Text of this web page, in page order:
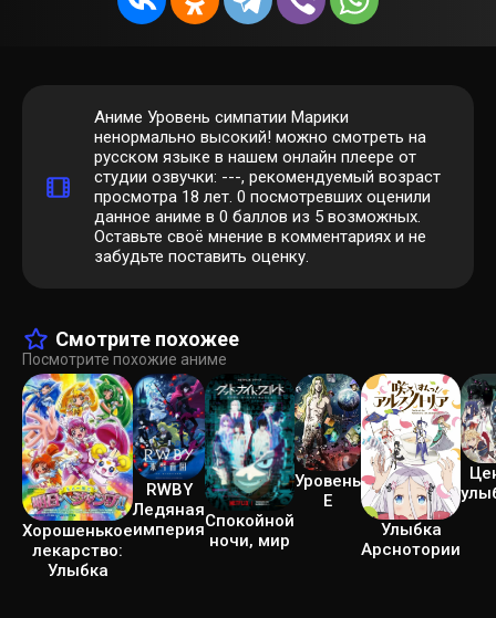
Аниме Уровень симпатии Марики
ненормально высокий! можно смотреть на
русском языке в нашем онлайн плеере от
студии озвучки: ---, рекомендуемый возраст
просмотра 18 лет. 0 посмотревших оценили
данное аниме в 0 баллов из 5 возможных.
Оставьте своё мнение в комментариях и не
забудьте поставить оценку.
Смотрите похожее
Посмотрите похожие аниме
Хорошенькое
лекарство:
Улыбка
RWBY
Ледяная
империяСпокойной
ночи, мир
Уровень
Е
Улыбка
Арснотории